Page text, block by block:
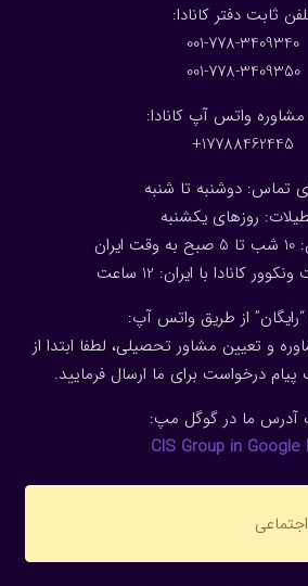
ثابت دفتر کانادا
001-778-3409340
001-778-3409350
واتس آپ کانادا:
17788462445+
تماس: دوشنبه تا شنبه
روزهای یکشنبه
کانادا با ایران: 1 2 ساعت
از طریق واتس آپ:
و تعیین مشاور تحصیلی، لطفا ابتدا از
درخواست برای ما ارسال فرمایید.
آدرس ما در گوگل مپ:
CIS Group in Google